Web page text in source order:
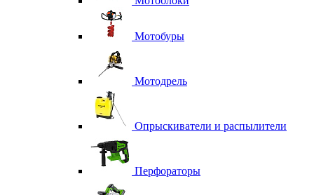
Мотобуры
Мотодрель
Опрыскиватели и распылители
Перфораторы